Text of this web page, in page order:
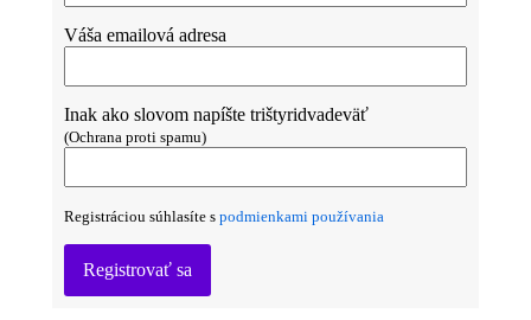
Váša emailová adresa
Inak ako slovom napíšte trištyridvadeväť
(Ochrana proti spamu)
Registráciou súhlasíte s podmienkami používania
Registrovať sa